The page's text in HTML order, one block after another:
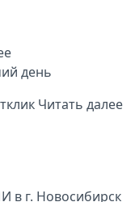
день
Читать далее